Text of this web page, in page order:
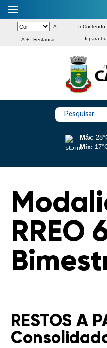
A -
A + Restaurar
Ir Conteudo
Ir para
Pesquisar
Máx:
Mín:
RREO
RESTOS A